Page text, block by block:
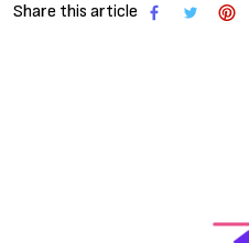
Share this article